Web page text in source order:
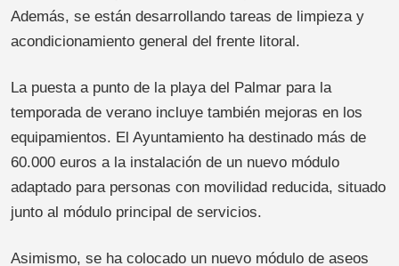
Además, se están desarrollando tareas de limpieza y
acondicionamiento general del frente litoral.
La puesta a punto de la playa del Palmar para la
temporada de verano incluye también mejoras en los
equipamientos. El Ayuntamiento ha destinado más de
60.000 euros a la instalación de un nuevo módulo
adaptado para personas con movilidad reducida, situado
junto al módulo principal de servicios.
Asimismo, se ha colocado un nuevo módulo de aseos